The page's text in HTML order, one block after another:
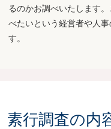
るのかお調べいたします
べたいという経営者や人
す。
素行調査の内